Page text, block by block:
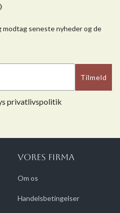
modtag seneste nyheder og de
Tilmeld
privatlivspolitik
VORES FIRMA
Om os
Handelsbetingelser